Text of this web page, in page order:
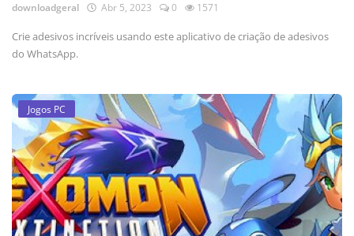
downloadgeral Abr 5, 2023 0 1571
Crie adesivos incríveis usando este aplicativo de criação de adesivos
do WhatsApp.
Jogos PC